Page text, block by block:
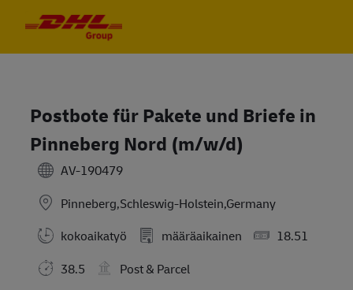
Postbote für Pakete und Briefe in
Pinneberg Nord (m/w/d)
AV-190479
Pinneberg,Schleswig-Holstein,Germany
kokoaikatyö
määräaikainen
18.51
38.5
Post & Parcel